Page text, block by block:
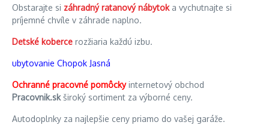
Obstarajte si záhradný ratanový nábytoka vychutnajte si
príjemné chvíle v záhrade naplno.
Detské koberce rozžiaria každú izbu.
ubytovanie Chopok Jasná
Ochranné pracovné pomôckyinternetový obchod
Pracovnik.skširoký sortiment za výborné ceny.
Autodoplnky za najlepšie ceny priamo do vašej garáže.